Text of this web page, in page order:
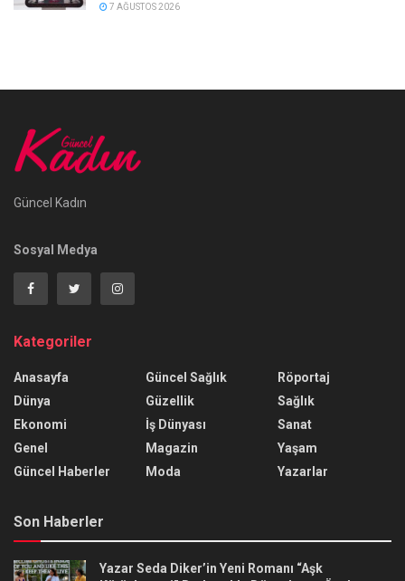
7 AĞUSTOS 2026
Güncel Kadın
Sosyal Medya
Kategoriler
Anasayfa
Dünya
Ekonomi
Genel
Güncel Haberler
Güncel Sağlık
Güzellik
İş Dünyası
Magazin
Moda
Röportaj
Sağlık
Sanat
Yaşam
Yazarlar
Son Haberler
Yazar Seda Diker’in Yeni Romanı “Aşk